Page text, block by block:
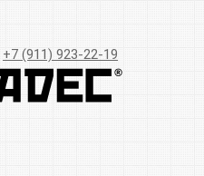
+7 (911) 923-22-19